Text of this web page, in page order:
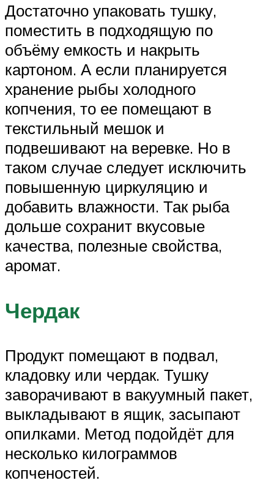
Достаточно упаковать тушку,
поместить в подходящую по
объёму емкость и накрыть
картоном. А если планируется
хранение рыбы холодного
копчения, то ее помещают в
текстильный мешок и
подвешивают на веревке. Но в
таком случае следует исключить
повышенную циркуляцию и
добавить влажности. Так рыба
дольше сохранит вкусовые
качества, полезные свойства,
аромат.
Чердак
Продукт помещают в подвал,
кладовку или чердак. Тушку
заворачивают в вакуумный пакет,
выкладывают в ящик, засыпают
опилками. Метод подойдёт для
несколько килограммов
копченостей.